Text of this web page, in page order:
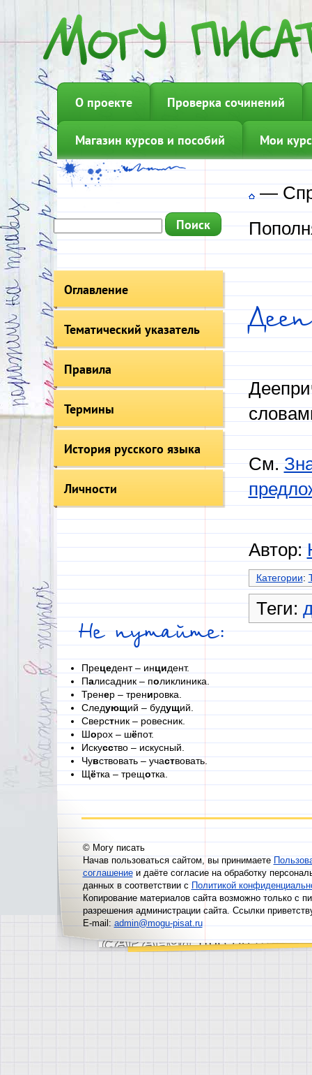
О проекте Проверка сочинений
Магазин курсов и пособий Мои
Оглавление
Тематический указатель
Правила
Термины
История русского языка
Личности
Не путайте:
Прецедент – инцидент.
Палисадник – поликлиника.
Тренер – тренировка.
Следующий – будущий.
Сверстник – ровесник.
Шорох – шёпот.
Искусство – искусный.
Чувствовать – участвовать.
Щётка – трещотка.
—
См.
Автор:
Категории:
Теги:
© Могу писать
Начав пользоваться сайтом, вы принимаете
соглашениеи даёте согласие на обработку
данных в соответствии сПолитикой
Копирование материалов сайта возможно только с
разрешения администрации сайта. Ссылки
E-mail:admin@mogu-pisat.ru